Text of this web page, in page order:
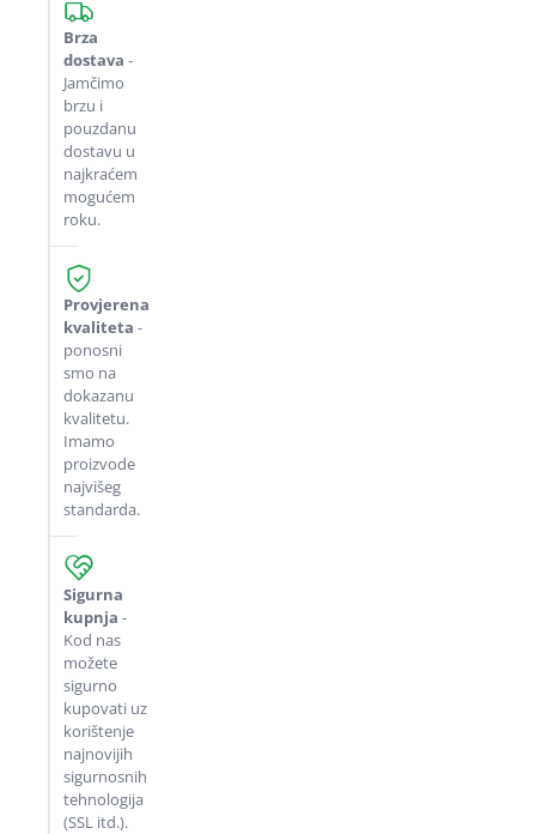
Brza
dostava -
Jamčimo
brzu i
pouzdanu
dostavu u
najkraćem
mogućem
roku.
Provjerena
kvaliteta -
ponosni
smo na
dokazanu
kvalitetu.
Imamo
proizvode
najvišeg
standarda.
Sigurna
kupnja -
Kod nas
možete
sigurno
kupovati uz
korištenje
najnovijih
sigurnosnih
tehnologija
(SSL itd.).